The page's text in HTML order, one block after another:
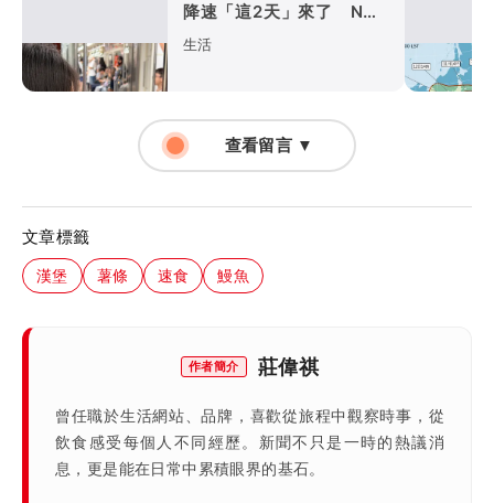
降速「這2天」來了 NCC
提醒先完成「3件事」
生活
查看留言 ▼
文章標籤
漢堡 薯條 速食 鰻魚
作者簡介 莊偉祺
曾任職於生活網站、品牌，喜歡從旅程中觀察時事，從
飲食感受每個人不同經歷。新聞不只是一時的熱議消
息，更是能在日常中累積眼界的基石。